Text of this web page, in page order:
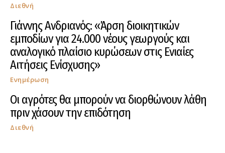
Διεθνή
Γιάννης Ανδριανός: «Άρση διοικητικών
εμποδίων για 24.000 νέους γεωργούς και
αναλογικό πλαίσιο κυρώσεων στις Ενιαίες
Αιτήσεις Ενίσχυσης»
Ενημέρωση
Οι αγρότες θα μπορούν να διορθώνουν λάθη
πριν χάσουν την επιδότηση
Διεθνή